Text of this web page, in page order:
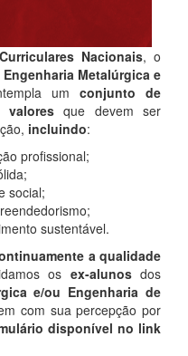
Nacionais, o
Engenharia Metalúrgica e
um conjunto de
valoresque devem ser
incluindo:
profissional;
social;
sustentável.
a qualidade
os ex-alunosdos
e/ou Engenharia de
com sua percepção por
disponível no link